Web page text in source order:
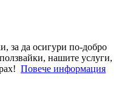
за да осигури по-добро
нашите услуги,
Повече информация